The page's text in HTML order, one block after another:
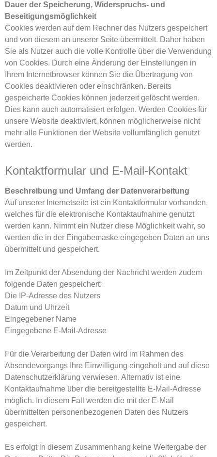
Dauer der Speicherung, Widerspruchs- und
Beseitigungsmöglichkeit
Cookies werden auf dem Rechner des Nutzers gespeichert
und von diesem an unserer Seite übermittelt. Daher haben
Sie als Nutzer auch die volle Kontrolle über die Verwendung
von Cookies. Durch eine Änderung der Einstellungen in
Ihrem Internetbrowser können Sie die Übertragung von
Cookies deaktivieren oder einschränken. Bereits
gespeicherte Cookies können jederzeit gelöscht werden.
Dies kann auch automatisiert erfolgen. Werden Cookies für
unsere Website deaktiviert, können möglicherweise nicht
mehr alle Funktionen der Website vollumfänglich genutzt
werden.
Kontaktformular und E-Mail-Kontakt
Beschreibung und Umfang der Datenverarbeitung
Auf unserer Internetseite ist ein Kontaktformular vorhanden,
welches für die elektronische Kontaktaufnahme genutzt
werden kann. Nimmt ein Nutzer diese Möglichkeit wahr, so
werden die in der Eingabemaske eingegeben Daten an uns
übermittelt und gespeichert.
Im Zeitpunkt der Absendung der Nachricht werden zudem
folgende Daten gespeichert:
Die IP-Adresse des Nutzers
Datum und Uhrzeit
Eingegebener Name
Eingegebene E-Mail-Adresse
Für die Verarbeitung der Daten wird im Rahmen des
Absendevorgangs Ihre Einwilligung eingeholt und auf diese
Datenschutzerklärung verwiesen. Alternativ ist eine
Kontaktaufnahme über die bereitgestellte E-Mail-Adresse
möglich. In diesem Fall werden die mit der E-Mail
übermittelten personenbezogenen Daten des Nutzers
gespeichert.
Es erfolgt in diesem Zusammenhang keine Weitergabe der